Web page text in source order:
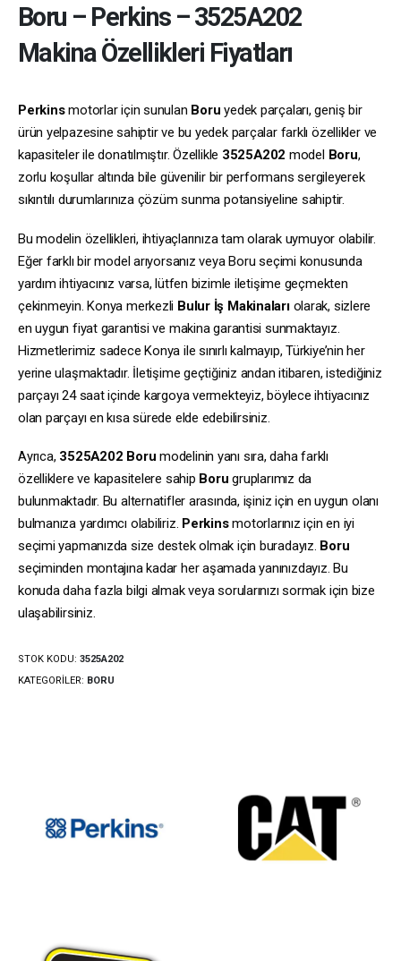
Boru – Perkins–3525A202
Makina Özellikleri Fiyatları
Perkinsmotorlar için sunulan Boru yedek parçaları, geniş bir
ürün yelpazesine sahiptir ve bu yedek parçalar farklı özellikler ve
kapasiteler ile donatılmıştır. Özellikle 3525A202 model Boru,
zorlu koşullar altında bile güvenilir bir performans sergileyerek
sıkıntılı durumlarınıza çözüm sunma potansiyeline sahiptir.
Bu modelin özellikleri, ihtiyaçlarınıza tam olarak uymuyor olabilir.
Eğer farklı bir model arıyorsanız veya Boru seçimi konusunda
yardım ihtiyacınız varsa, lütfen bizimle iletişime geçmekten
çekinmeyin. Konya merkezli Bulur İş Makinalarıolarak, sizlere
en uygun fiyat garantisi ve makina garantisi sunmaktayız.
Hizmetlerimiz sadece Konya ile sınırlı kalmayıp, Türkiye’nin her
yerine ulaşmaktadır. İletişime geçtiğiniz andan itibaren, istediğiniz
parçayı 24 saat içinde kargoya vermekteyiz, böylece ihtiyacınız
olan parçayı en kısa sürede elde edebilirsiniz.
Ayrıca, 3525A202 Boru modelinin yanı sıra, daha farklı
özelliklere ve kapasitelere sahip Boru gruplarımız da
bulunmaktadır. Bu alternatifler arasında, işiniz için en uygun olanı
bulmanıza yardımcı olabiliriz. Perkinsmotorlarınız için en iyi
seçimi yapmanızda size destek olmak için buradayız. Boru
seçiminden montajına kadar her aşamada yanınızdayız. Bu
konuda daha fazla bilgi almak veya sorularınızı sormak için bize
ulaşabilirsiniz.
STOK KODU: 3525A202
KATEGORILER: BORU